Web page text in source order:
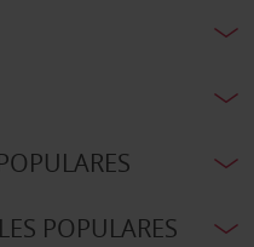
POPULARES